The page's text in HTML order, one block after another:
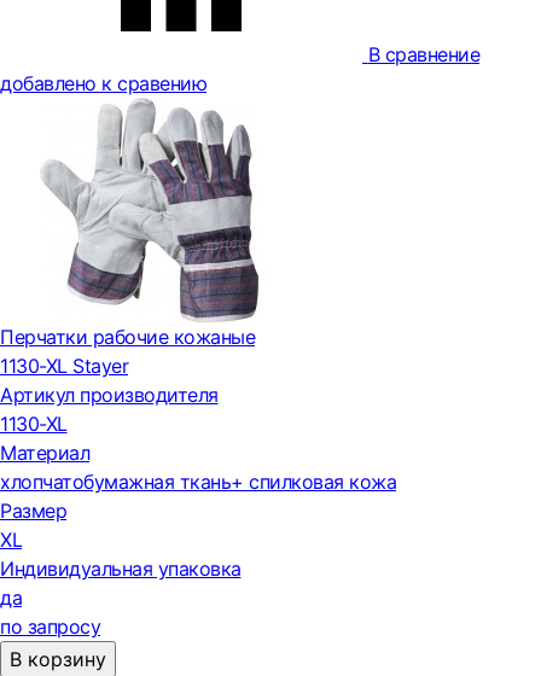
В сравнение
добавлено к сравению
Перчатки рабочие кожаные
1130-XL Stayer
Артикул производителя
1130-XL
Материал
хлопчатобумажная ткань+ спилковая кожа
Размер
XL
Индивидуальная упаковка
да
по запросу
В корзину